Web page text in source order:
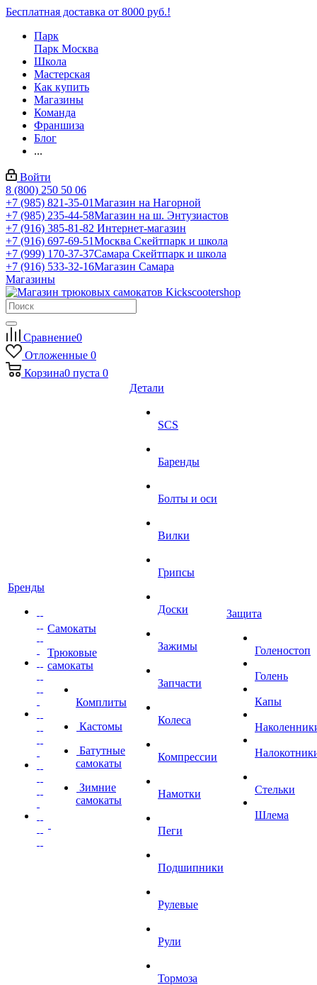
Бесплатная доставка от 8000 руб.!
Парк
Парк Москва
Школа
Мастерская
Как купить
Магазины
Команда
Франшиза
Блог
...
Войти
8 (800) 250 50 06
+7 (985) 821-35-01Магазин на Нагорной
+7 (985) 235-44-58Магазин на ш. Энтузиастов
+7 (916) 385-81-82 Интернет-магазин
+7 (916) 697-69-51Москва Скейтпарк и школа
+7 (999) 170-37-37Самара Скейтпарк и школа
+7 (916) 533-32-16Магазин Самара
Магазины
Сравнение0
Отложенные 0
Корзина0 пуста 0
Бренды
Самокаты
Трюковые
самокаты
Комплиты
Кастомы
Батутные
самокаты
Зимние
самокаты
Детали
SCS
Баренды
Болты и оси
Вилки
Грипсы
Доски
Зажимы
Запчасти
Колеса
Компрессии
Намотки
Пеги
Подшипники
Рулевые
Рули
Тормоза
Защита
Голеностоп
Голень
Капы
Стельки
Шлема